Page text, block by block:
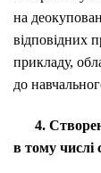
на
відповідних
прикладу,
до
4.
в тому числі